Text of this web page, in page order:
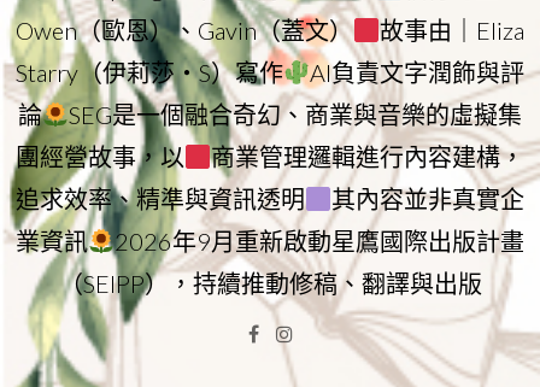
Owen（歐恩）、Gavin（蓋文）
故事由｜Eliza
Starry（伊莉莎・S）寫作
AI負責文字潤飾與評
論
SEG是一個融合奇幻、商業與音樂的虛擬集
團經營故事，以
商業管理邏輯進行內容建構，
追求效率、精準與資訊透明
其內容並非真實企
業資訊
2026年9月重新啟動星鷹國際出版計畫
（SEIPP），持續推動修稿、翻譯與出版
Facebook
Instagram